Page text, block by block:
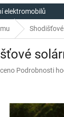
elektromobilů
Podrobnosti